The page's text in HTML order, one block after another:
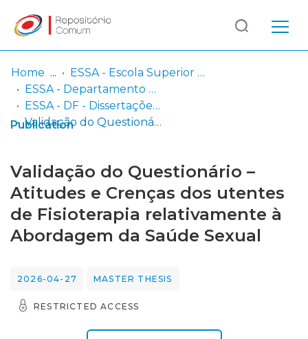
Communities
& Collections
Statistics
Log
In
(current)
Home
ESSA - Escola Superior de Saúde do Alcoitão
ESSA - Departamento de Fisioterapia
ESSA - DF - Dissertações (orientações em curso e trabalhos concluídos)
Validação do Questionário – Atitudes e Crenças dos utentes de Fisioterapia relativamente à Abordagem da Saúde Sexual
Publication
Validação do Questionário –
Atitudes e Crenças dos utentes
de Fisioterapia relativamente à
Abordagem da Saúde Sexual
2026-04-27 MASTER THESIS
RESTRICTED ACCESS